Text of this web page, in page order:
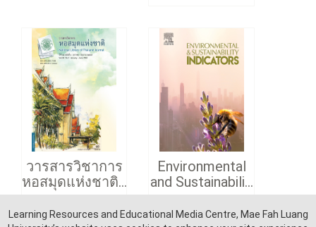
Learning Resources and Educational Media Centre, Mae Fah Luang
วารสารวิชาการ
หอสมุดแห่งชาติ...
Detail
Environmental
and Sustainabili...
Detail